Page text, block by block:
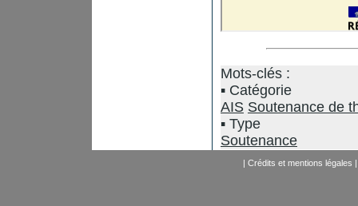
Mots-clés :
Catégorie
AIS Soutenance de
Type
Soutenance
| Crédits et mentions légales